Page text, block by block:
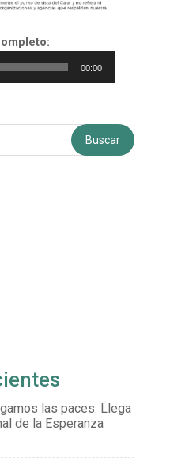
00:00
las paces: Llega
de la Esperanza